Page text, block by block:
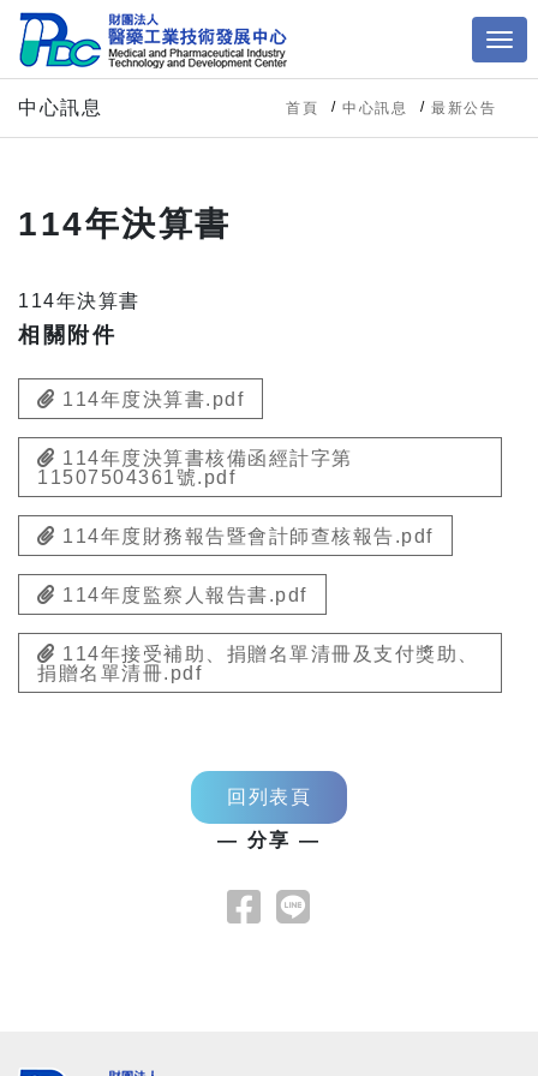
中心訊息 首頁 中心訊息 最新公告
114年決算書
114年決算書
相關附件
114年度決算書.pdf
114年度決算書核備函經計字第
11507504361號.pdf
114年度財務報告暨會計師查核報告.pdf
114年度監察人報告書.pdf
114年接受補助、捐贈名單清冊及支付獎助、
捐贈名單清冊.pdf
回列表頁
— 分享 —